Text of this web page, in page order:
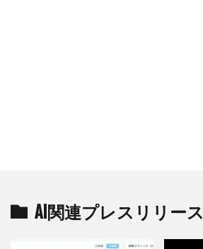
AI関連プレスリリース